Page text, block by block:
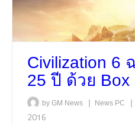
Civilization 6
25 ปี ด้วย Box
by GM News | News PC |
2016